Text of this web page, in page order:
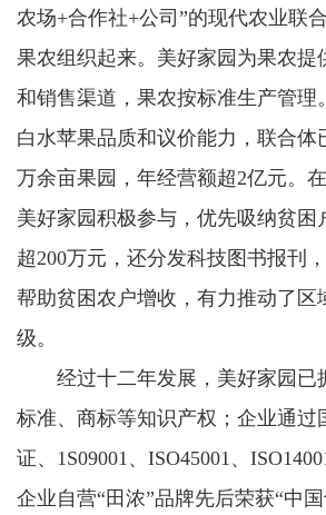
农场+合作社+公司”的现代农业联
果农组织起来。美好家园为果农提
和销售渠道，果农按标准生产管理
白水苹果品质和议价能力，联合体
万余亩果园，年经营额超2亿元。
美好家园积极参与，优先吸纳贫困
超200万元，还分发科技图书报刊
帮助贫困农户增收，有力推动了区
级。
经过十二年发展，美好家园已
标准、商标等知识产权；企业通过
证、1S09001、ISO45001、
企业自营“田浓”品牌先后荣获“中